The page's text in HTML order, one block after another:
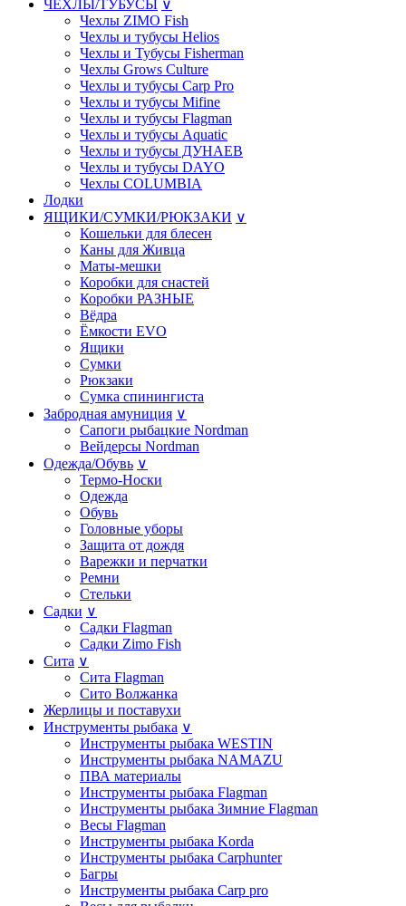
ЧЕХЛЫ/ТУБУСЫ ∨
Чехлы ZIMO Fish
Чехлы и тубусы Helios
Чехлы и Тубусы Fisherman
Чехлы Grows Culture
Чехлы и тубусы Carp Pro
Чехлы и тубусы Mifine
Чехлы и тубусы Flagman
Чехлы и тубусы Aquatic
Чехлы и тубусы ДУНАЕВ
Чехлы и тубусы DAYO
Чехлы COLUMBIA
Лодки
ЯЩИКИ/СУМКИ/РЮКЗАКИ ∨
Кошельки для блесен
Каны для Живца
Маты-мешки
Коробки для снастей
Коробки РАЗНЫE
Вёдра
Ёмкости EVO
Ящики
Сумки
Рюкзаки
Сумка спинингиста
Забродная амуниция ∨
Сапоги рыбацкие Nordman
Вейдерсы Nordman
Одежда/Обувь ∨
Термо-Носки
Одежда
Обувь
Головные уборы
Защита от дождя
Варежки и перчатки
Ремни
Стельки
Садки ∨
Садки Flagman
Садки Zimo Fish
Сита ∨
Сита Flagman
Сито Волжанка
Жерлицы и поставухи
Инструменты рыбака ∨
Инструменты рыбака WESTIN
Инструменты рыбака NAMAZU
ПВА материалы
Инструменты рыбака Flagman
Инструменты рыбака Зимние Flagman
Весы Flagman
Инструменты рыбака Korda
Инструменты рыбака Carphunter
Багры
Инструменты рыбака Carp pro